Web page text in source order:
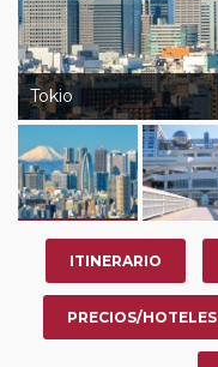
Tokio
ITINERARIO
PRECIOS/HOTELES